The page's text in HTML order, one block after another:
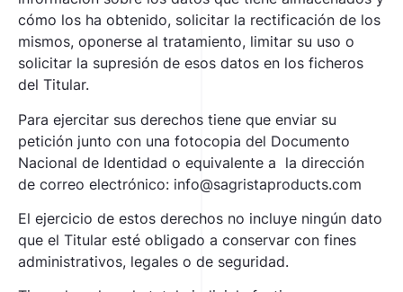
cómo los ha obtenido, solicitar la rectificación de los
mismos, oponerse al tratamiento, limitar su uso o
solicitar la supresión de esos datos en los ficheros
del Titular.
Para ejercitar sus derechos tiene que enviar su
petición junto con una fotocopia del Documento
Nacional de Identidad o equivalente a la dirección
de correo electrónico: info@sagristaproducts.com
El ejercicio de estos derechos no incluye ningún dato
que el Titular esté obligado a conservar con fines
administrativos, legales o de seguridad.